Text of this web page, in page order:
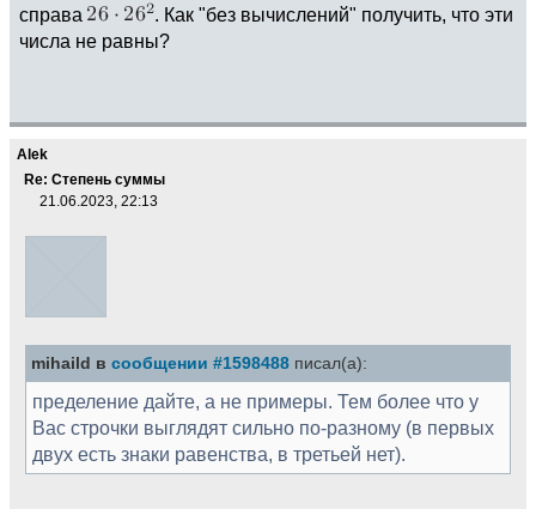
справа
. Как "без вычислений" получить, что эти
числа не равны?
Alek
Re: Степень суммы
21.06.2023, 22:13
mihaild в сообщении #1598488 писал(а):
пределение дайте, а не примеры. Тем более что у
Вас строчки выглядят сильно по-разному (в первых
двух есть знаки равенства, в третьей нет).